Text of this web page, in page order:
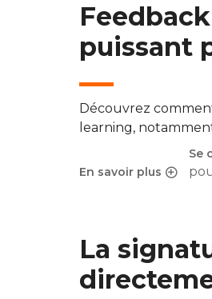
puissant
En savoir plus
sur Feedback
Se
Découvrez
learning,
La